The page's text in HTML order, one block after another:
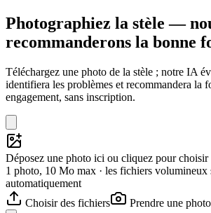
Photographiez la stèle —
recommanderons la bonne
Téléchargez une photo de la stèle ; notre IA
identifiera les problèmes et recommandera la
engagement, sans inscription.
Déposez une photo ici ou cliquez pour choisir
1 photo, 10 Mo max · les fichiers volumineux
automatiquement
Choisir des fichiers
Prendre une photo